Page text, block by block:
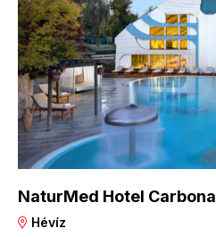
NaturMed Hotel Carbona
Hévíz